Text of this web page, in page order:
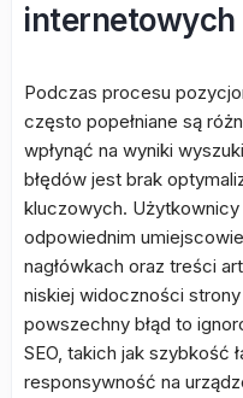
internetowych
Podczas procesu
często popełniane są
wpłynąć na wyniki
błędów jest brak
kluczowych.
odpowiednim
nagłówkach oraz treści
niskiej widoczności
powszechny błąd to
SEO, takich jak szybkość
responsywność na